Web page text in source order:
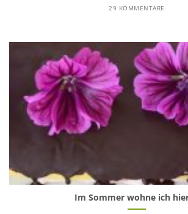
29 KOMMENTARE
Im Sommer wohne ich